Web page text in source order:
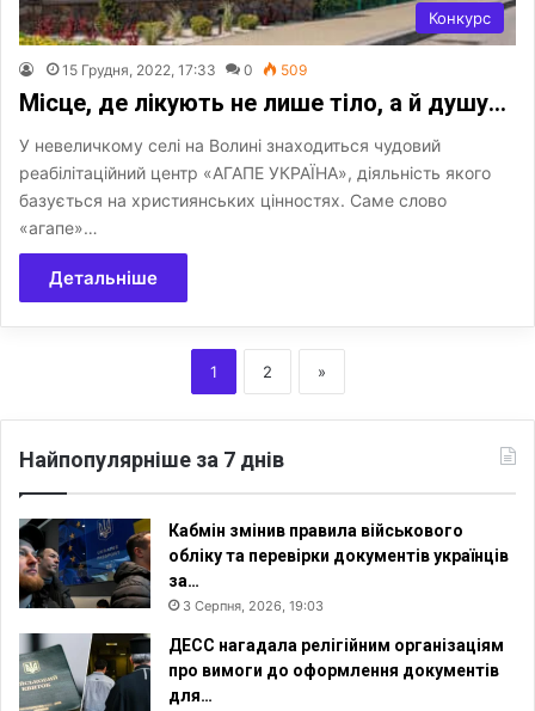
Конкурс
15 Грудня, 2022, 17:33 0 509
Місце, де лікують не лише тіло, а й душу…
У невеличкому селі на Волині знаходиться чудовий
реабілітаційний центр «АГАПЕ УКРАЇНА», діяльність якого
базується на християнських цінностях. Саме слово
«агапе»…
Детальніше
1 2 »
Найпопулярніше за 7 днів
Кабмін змінив правила військового
обліку та перевірки документів українців
за…
3 Серпня, 2026, 19:03
ДЕСС нагадала релігійним організаціям
про вимоги до оформлення документів
для…